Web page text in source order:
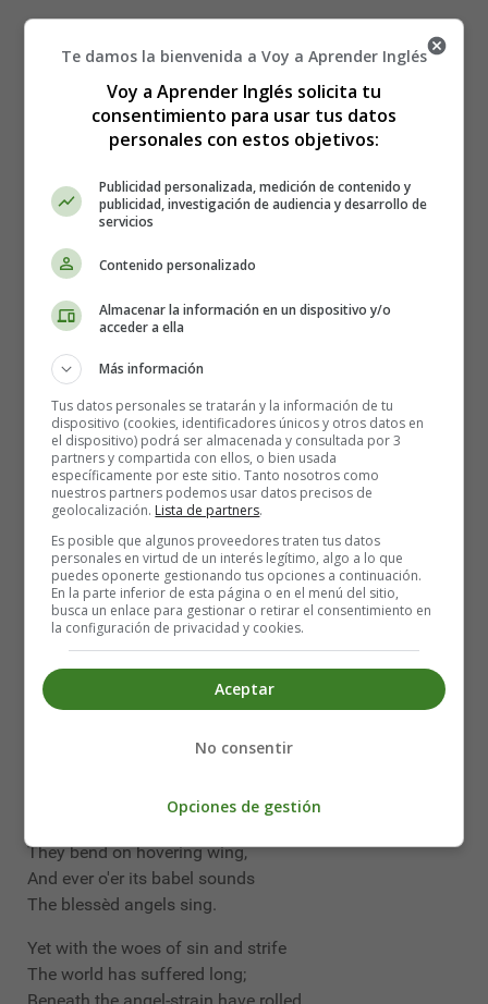
It came upon the midnight clear,
That glorious song of old,
From angels bending near the earth,
To touch their harps of gold:
"Peace on the earth, goodwill to men
From heaven's all-gracious King."
The world in solemn stillness lay,
To hear the angels sing.
With peaceful wings unfurled,
O'er all the weary world;
They bend on hovering wing,
And ever o'er its babel sounds
The blessèd angels sing.
Yet with the woes of sin and strife
The world has suffered long;
Te damos la bienvenida a Voy a Aprender Inglés
Voy a Aprender Inglés solicita tu
consentimiento para usar tus datos
personales con estos objetivos:
Publicidad personalizada, medición de contenido y
publicidad, investigación de audiencia y desarrollo de
servicios
Contenido personalizado
Almacenar la información en un dispositivo y/o
acceder a ella
Más información
Tus datos personales se tratarán y la información de tu
dispositivo (cookies, identificadores únicos y otros datos en
el dispositivo) podrá ser almacenada y consultada por 3
partners y compartida con ellos, o bien usada
específicamente por este sitio. Tanto nosotros como
nuestros partners podemos usar datos precisos de
geolocalización. Lista de partners.
Es posible que algunos proveedores traten tus datos
personales en virtud de un interés legítimo, algo a lo que
puedes oponerte gestionando tus opciones a continuación.
En la parte inferior de esta página o en el menú del sitio,
busca un enlace para gestionar o retirar el consentimiento en
la configuración de privacidad y cookies.
Aceptar
No consentir
Opciones de gestión